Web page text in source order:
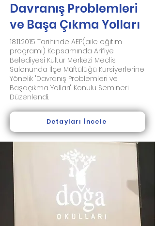
Davranış Problemleri
ve Başa Çıkma Yolları
18.11.2015 Tarihinde AEP(aile eğitim
programı) Kapsamında Arifiye
Belediyesi Kültür Merkezi Meclis
Salonunda İlçe Müftülüğü Kursiyerlerine
Yönelik "Davranış Problemleri ve
Başaçıkma Yolları" Konulu Semineri
Düzenlendi.
Detayları İncele